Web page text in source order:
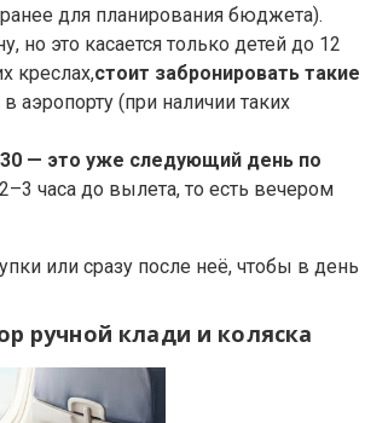
для планирования бюджета).
но это касается только детей до 12
креслах,стоит забронировать такие
аэропорту (при наличии таких
— это уже следующий день по
часа до вылета, то есть вечером
или сразу после неё, чтобы в день
ручной клади и коляска